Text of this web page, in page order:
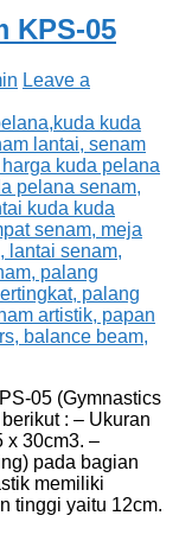
KPS-05
Leave a
05 (Gymnastics
: – Ukuran
x 30cm3. –
pada bagian
memiliki
tinggi yaitu 12cm.